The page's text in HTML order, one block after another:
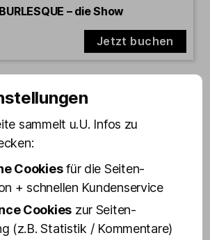
– die Show
Jetzt buchen
– die Mixed Show in Olivias
Jetzt buchen
sammelt u.U. Infos zu
Cookiesfür die Seiten-
+ schnellen Kundenservice
Cookies zur Seiten-
(z.B. Statistik / Kommentare)